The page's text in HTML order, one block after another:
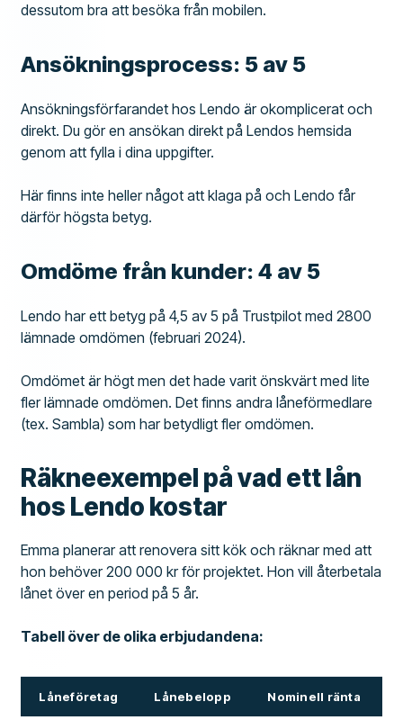
dessutom bra att besöka från mobilen.
Ansökningsprocess: 5 av 5
Ansökningsförfarandet hos Lendo är okomplicerat och
direkt. Du gör en ansökan direkt på Lendos hemsida
genom att fylla i dina uppgifter.
Här finns inte heller något att klaga på och Lendo får
därför högsta betyg.
Omdöme från kunder: 4 av 5
Lendo har ett betyg på 4,5 av 5 på Trustpilot med 2800
lämnade omdömen (februari 2024).
Omdömet är högt men det hade varit önskvärt med lite
fler lämnade omdömen. Det finns andra låneförmedlare
(tex. Sambla) som har betydligt fler omdömen.
Räkneexempel på vad ett lån
hos Lendo kostar
Emma planerar att renovera sitt kök och räknar med att
hon behöver 200 000 kr för projektet. Hon vill återbetala
lånet över en period på 5 år.
Tabell över de olika erbjudandena:
Låneföretag Lånebelopp Nominell ränta